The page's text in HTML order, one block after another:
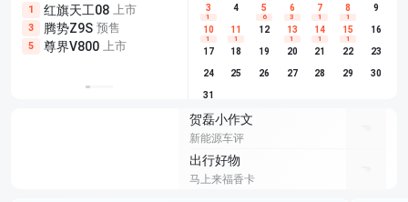
1 红旗天工08 上市
3 腾势Z9S 预售
5 尊界V800 上市
尊界V680 上市
享界G9 预售
别克至境L7 预售
埃安
长城H10
深蓝S05
3
1
4 5
6
6
3
7
1
8
1
9
10
1
11
1
12 13
1
14
1
15
1
16
17 18 19 20 21 22 23
24 25 26 27 28 29 30
31
贺磊小作文
新能源车评
出行好物
马上来福香卡